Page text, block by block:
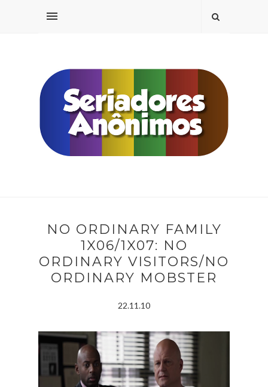
NO ORDINARY FAMILY
1X06/1X07: NO
ORDINARY VISITORS/NO
ORDINARY MOBSTER
22.11.10